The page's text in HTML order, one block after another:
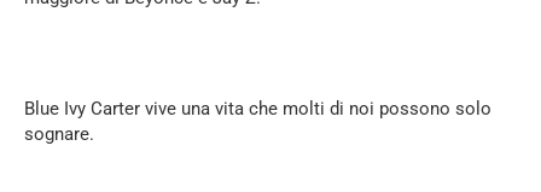
Blue Ivy Carter vive una vita che molti di noi possono solo
sognare.